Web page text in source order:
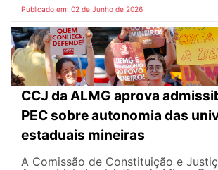
Publicado em: 02 de Junho de 2026
CCJ da ALMG aprova
PEC sobre autonomia das
estaduais mineiras
A Comissão de Constituição e